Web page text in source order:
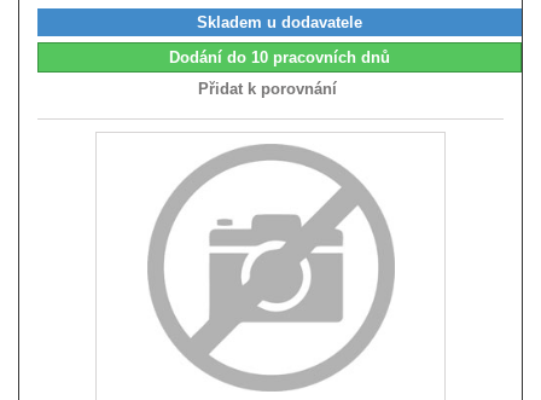
Skladem u dodavatele
Dodání do 10 pracovních dnů
Přidat k porovnání